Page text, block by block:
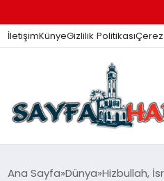
İletişimKünyeGizlilik PolitikasıÇerez
ANA SAYFA
Ana Sayfa Dünya Hizbullah,